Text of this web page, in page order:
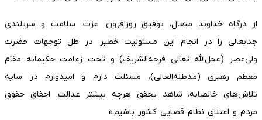
از درگاه خداوند متعال، توفیق روزافزون، عزت، سلامت و سربلندی
جنابعالی را در انجام این مسئولیت خطیر، در ظل توجهات حضرت
ولی‌عصر (عجل‌الله تعالی فرجه‌الشریف) و تحت زعامت حکیمانه مقام
معظم رهبری (مدظله‌العالی)، مسئلت دارم و امیدوارم در سایه
تلاش‌های خالصانه، شاهد تحقق هرچه بیشتر عدالت، احقاق حقوق
مردم و اعتلای نظام قضایی کشور باشیم.»